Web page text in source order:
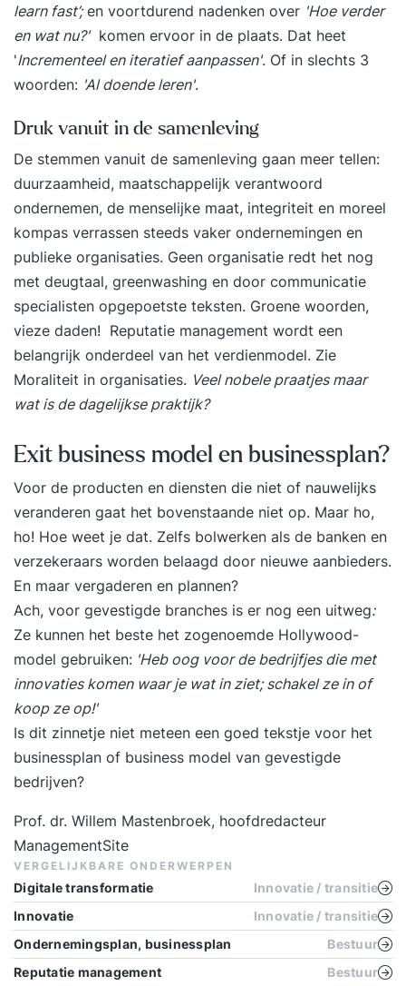
learn fast’;en voortdurend nadenken over 'Hoe verder
en wat nu?'komen ervoor in de plaats. Dat heet
'Incrementeel en iteratief aanpassen'. Of in slechts 3
woorden: 'Al doende leren'.
Druk vanuit in de samenleving
De stemmen vanuit de samenleving gaan meer tellen:
duurzaamheid, maatschappelijk verantwoord
ondernemen, de menselijke maat, integriteit en moreel
kompas verrassen steeds vaker ondernemingen en
publieke organisaties. Geen organisatie redt het nog
met deugtaal, greenwashing en door communicatie
specialisten opgepoetste teksten. Groene woorden,
vieze daden! Reputatie management wordt een
belangrijk onderdeel van het verdienmodel. Zie
Moraliteit in organisaties. Veel nobele praatjes maar
wat is de dagelijkse praktijk?
Exit business model en businessplan?
Voor de producten en diensten die niet of nauwelijks
veranderen gaat het bovenstaande niet op. Maar ho,
ho! Hoe weet je dat. Zelfs bolwerken als de banken en
verzekeraars worden belaagd door nieuwe aanbieders.
En maar vergaderen en plannen?
Ach, voor gevestigde branches is er nog een uitweg:
Ze kunnen het beste het zogenoemde Hollywood-
model gebruiken: 'Heb oog voor de bedrijfjes die met
innovaties komen waar je wat in ziet; schakel ze in of
koop ze op!'
Is dit zinnetje niet meteen een goed tekstje voor het
businessplan of business model van gevestigde
bedrijven?
Prof. dr. Willem Mastenbroek, hoofdredacteur
ManagementSite
VERGELIJKBARE ONDERWERPEN
Digitale transformatie
Innovatie / transitie
Innovatie
Innovatie / transitie
Ondernemingsplan, businessplan
Bestuur
Reputatie management
Bestuur